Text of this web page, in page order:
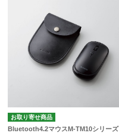
お取り寄せ商品
Bluetooth4.2マウスM-TM10シリーズ